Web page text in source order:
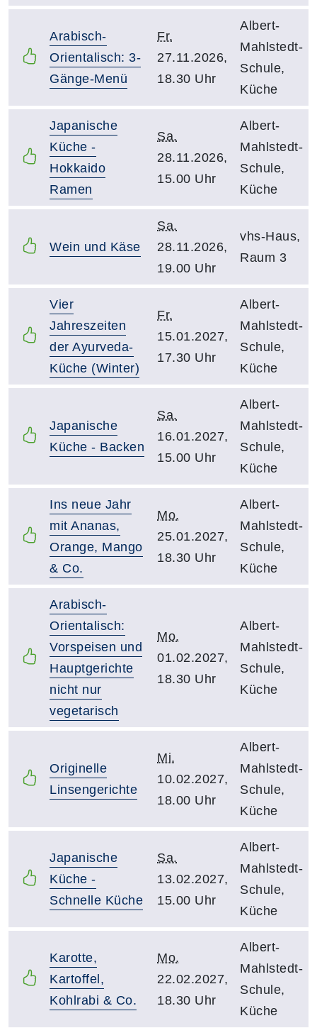
Arabisch-
Orientalisch: 3-
Gänge-Menü
Fr.
27.11.2026,
18.30 Uhr
Albert-
Mahlstedt-
Schule,
Küche
Japanische
Küche -
Hokkaido
Ramen
Sa.
28.11.2026,
15.00 Uhr
Albert-
Mahlstedt-
Schule,
Küche
Wein und Käse
Sa.
28.11.2026,
19.00 Uhr
vhs-Haus,
Raum 3
Vier
Jahreszeiten
der Ayurveda-
Küche (Winter)
Fr.
15.01.2027,
17.30 Uhr
Albert-
Mahlstedt-
Schule,
Küche
Japanische
Küche - Backen
Sa.
16.01.2027,
15.00 Uhr
Albert-
Mahlstedt-
Schule,
Küche
Ins neue Jahr
mit Ananas,
Orange, Mango
& Co.
Mo.
25.01.2027,
18.30 Uhr
Albert-
Mahlstedt-
Schule,
Küche
Arabisch-
Orientalisch:
Vorspeisen und
Hauptgerichte
nicht nur
vegetarisch
Mo.
01.02.2027,
18.30 Uhr
Albert-
Mahlstedt-
Schule,
Küche
Originelle
Linsengerichte
Mi.
10.02.2027,
18.00 Uhr
Albert-
Mahlstedt-
Schule,
Küche
Japanische
Küche -
Schnelle Küche
Sa.
13.02.2027,
15.00 Uhr
Albert-
Mahlstedt-
Schule,
Küche
Karotte,
Kartoffel,
Kohlrabi & Co.
Mo.
22.02.2027,
18.30 Uhr
Albert-
Mahlstedt-
Schule,
Küche